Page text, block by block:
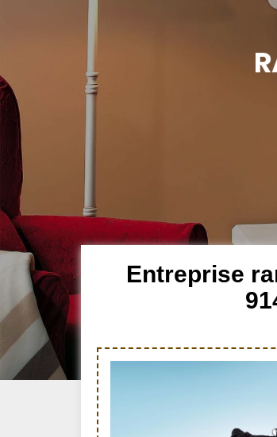
Entreprise